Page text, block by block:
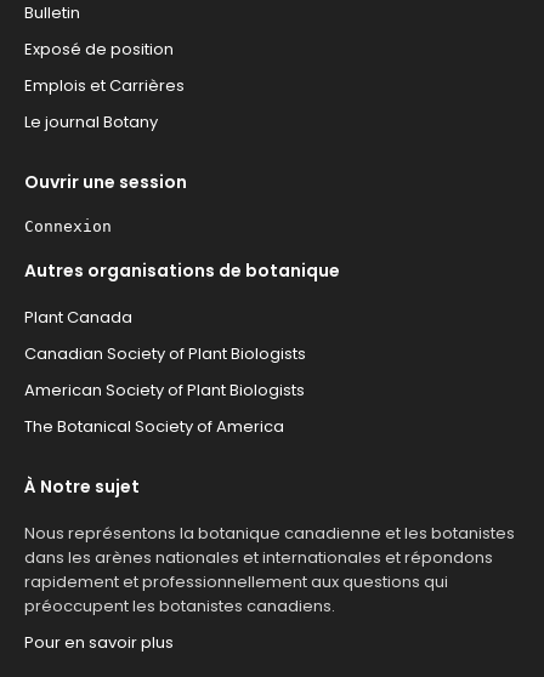
Bulletin
Exposé de position
Emplois et Carrières
Le journal Botany
Ouvrir une session
Connexion
Autres organisations de botanique
Plant Canada
Canadian Society of Plant Biologists
American Society of Plant Biologists
The Botanical Society of America
À Notre sujet
Nous représentons la botanique canadienne et les botanistes
dans les arènes nationales et internationales et répondons
rapidement et professionnellement aux questions qui
préoccupent les botanistes canadiens.
Pour en savoir plus